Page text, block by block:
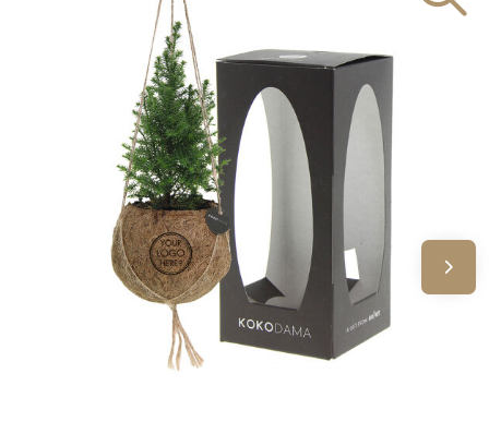
Sinterklaas
Verjaardagen
Voetbal, EK en WK
Voor de bouw
Zomergeschenken
Zomerpakketten